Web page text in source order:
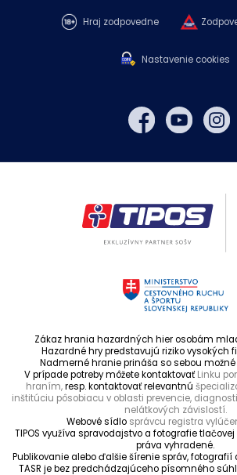
Hraj zodpovedne
Nastavenie cookies
Zákaz hrania hazardných hier osobám
Hazardné hry predstavujú riziko vysokých
Nadmerné hranie prináša so sebou možné
V prípade potreby môžete kontaktovaťLinku
hraním,resp. kontaktovať relevantnú
inštitúciu pôsobiacu v oblasti prevencie,
nelátkových závislostí.
Webové sídlo správcu registra
TIPOS využíva spravodajstvo a fotografie tlačovej
práva vyhradené.
Publikovanie alebo ďalšie šírenie správ, fotografií
TASR je bez predchádzajúceho písomného